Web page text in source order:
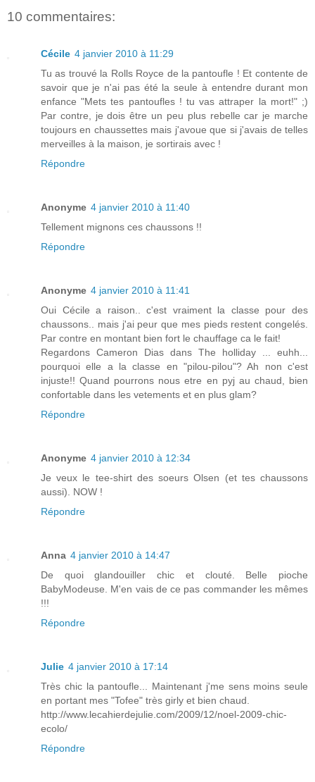
10 commentaires:
Cécile 4 janvier 2010 à 11:29
Tu as trouvé la Rolls Royce de la pantoufle ! Et contente de
savoir que je n'ai pas été la seule à entendre durant mon
enfance "Mets tes pantoufles ! tu vas attraper la mort!" ;)
Par contre, je dois être un peu plus rebelle car je marche
toujours en chaussettes mais j'avoue que si j'avais de telles
merveilles à la maison, je sortirais avec !
Répondre
Anonyme 4 janvier 2010 à 11:40
Tellement mignons ces chaussons !!
Répondre
Anonyme 4 janvier 2010 à 11:41
Oui Cécile a raison.. c'est vraiment la classe pour des
chaussons.. mais j'ai peur que mes pieds restent congelés.
Par contre en montant bien fort le chauffage ca le fait!
Regardons Cameron Dias dans The holliday ... euhh...
pourquoi elle a la classe en "pilou-pilou"? Ah non c'est
injuste!! Quand pourrons nous etre en pyj au chaud, bien
confortable dans les vetements et en plus glam?
Répondre
Anonyme 4 janvier 2010 à 12:34
Je veux le tee-shirt des soeurs Olsen (et tes chaussons
aussi). NOW !
Répondre
Anna 4 janvier 2010 à 14:47
De quoi glandouiller chic et clouté. Belle pioche
BabyModeuse. M'en vais de ce pas commander les mêmes
!!!
Répondre
Julie 4 janvier 2010 à 17:14
Très chic la pantoufle... Maintenant j'me sens moins seule
en portant mes "Tofee" très girly et bien chaud.
http://www.lecahierdejulie.com/2009/12/noel-2009-chic-
ecolo/
Répondre